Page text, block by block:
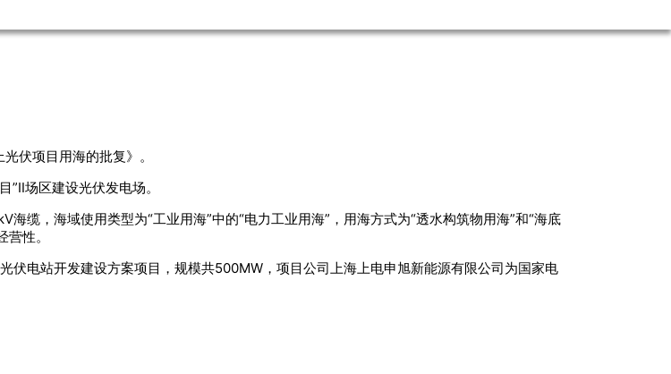
伏项目用海的批复》。
场区建设光伏发电场。
缆，海域使用类型为“工业用海”中的“电力工业用海”，用海方式为“透水构筑物用海”和“海底
性。
伏电站开发建设方案项目，规模共500MW，项目公司上海上电申旭新能源有限公司为国家电